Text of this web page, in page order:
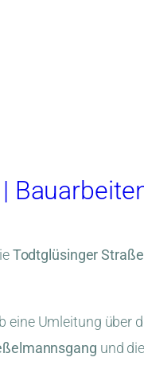
Todtglüsinger Straße
eine Umleitung über
und die